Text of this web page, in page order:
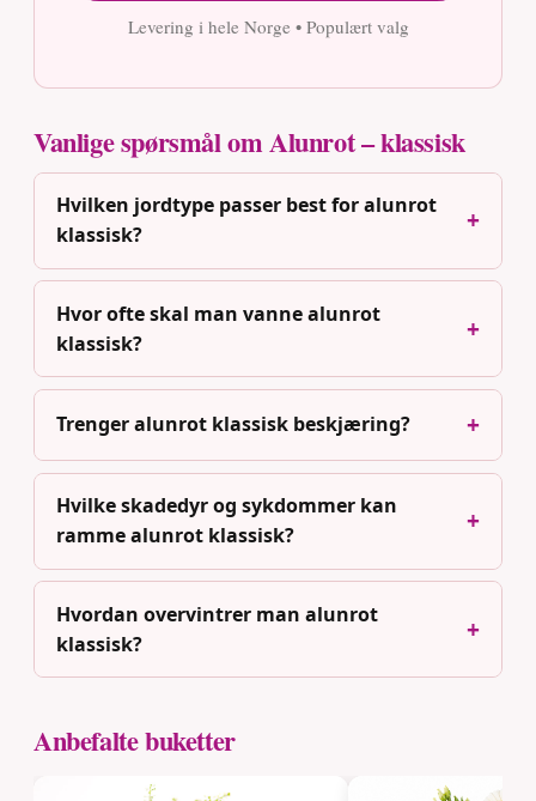
Levering i hele Norge • Populært valg
Vanlige spørsmål om Alunrot – klassisk
Hvilken jordtype passer best for alunrot
klassisk?
Hvor ofte skal man vanne alunrot
klassisk?
Trenger alunrot klassisk beskjæring?
Hvilke skadedyr og sykdommer kan
ramme alunrot klassisk?
Hvordan overvintrer man alunrot
klassisk?
Anbefalte buketter